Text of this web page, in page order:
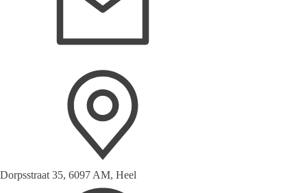
Dorpsstraat 35, 6097 AM, Heel